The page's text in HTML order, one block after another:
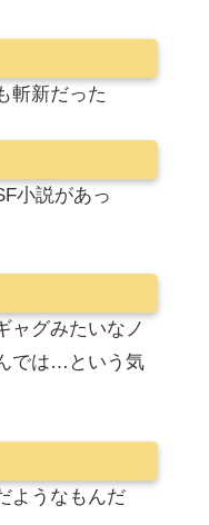
斬新だった
小説があっ
ャグみたいなノ
では…という気
ようなもんだ